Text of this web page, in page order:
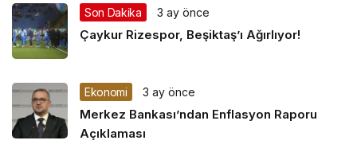
Son Dakika 3 ay önce
Çaykur Rizespor, Beşiktaş’ı Ağırlıyor!
Ekonomi 3 ay önce
Merkez Bankası’ndan Enflasyon Raporu
Açıklaması